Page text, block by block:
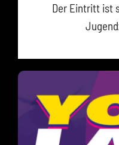
Der Eintritt ist